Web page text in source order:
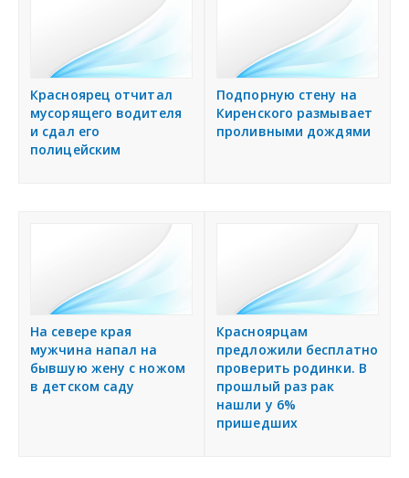
Красноярец отчитал
мусорящего водителя
и сдал его
полицейским
Подпорную стену на
Киренского размывает
проливными дождями
На севере края
мужчина напал на
бывшую жену с ножом
в детском саду
Красноярцам
предложили бесплатно
проверить родинки. В
прошлый раз рак
нашли у 6%
пришедших